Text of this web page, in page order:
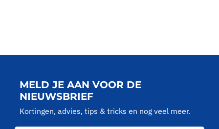
MELD JE AAN VOOR DE
NIEUWSBRIEF
Kortingen, advies, tips & tricks en nog veel meer.